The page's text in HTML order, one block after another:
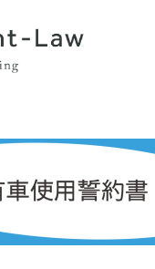
。。。。。。。